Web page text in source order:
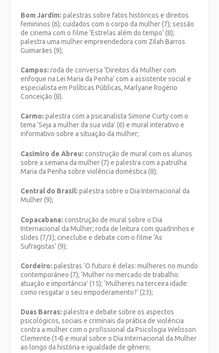
Bom Jardim: palestras sobre fatos históricos e direitos
femininos (6); cuidados com o corpo da mulher (7); sessão
de cinema com o filme ‘Estrelas além do tempo’ (8);
palestra uma mulher empreendedora com Zilah Barros
Guimarães (9);
Campos: roda de conversa ‘Direitos da Mulher com
enfoque na Lei Maria da Penha’ com a assistente social e
especialista em Políticas Públicas, Marlyane Rogério
Conceição (8).
Carmo: palestra com a psicanalista Simone Curty com o
tema ‘Seja a mulher da sua vida’ (6) e mural interativo e
informativo sobre a situação da mulher;
Casimiro de Abreu:construção de mural com os alunos
sobre a semana da mulher (7) e palestra com a patrulha
Maria da Penha sobre violência doméstica (8);
Central do Brasil: palestra sobre o Dia Internacional da
Mulher (9);
Copacabana: construção de mural sobre o Dia
Internacional da Mulher; roda de leitura com quadrinhos e
slides (7/3); cineclube e debate com o filme ‘As
Sufragistas’ (9);
Cordeiro:palestras ‘O futuro é delas: mulheres no mundo
contemporâneo (7); ‘Mulher no mercado de trabalho:
atuação e importância’ (15); ‘Mulheres na terceira idade:
como resgatar o seu empoderamento?’ (23);
Duas Barras:palestra e debate sobre os aspectos
psicológicos, sociais e criminais da prática de violência
contra a mulher com o profissional da Psicologia Welisson
Clemente (14) e mural sobre o Dia Internacional da Mulher
ao longo da história e igualdade de gênero;